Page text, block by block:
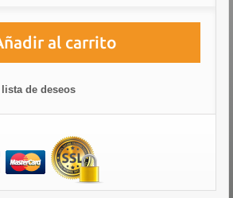
al carrito
de deseos